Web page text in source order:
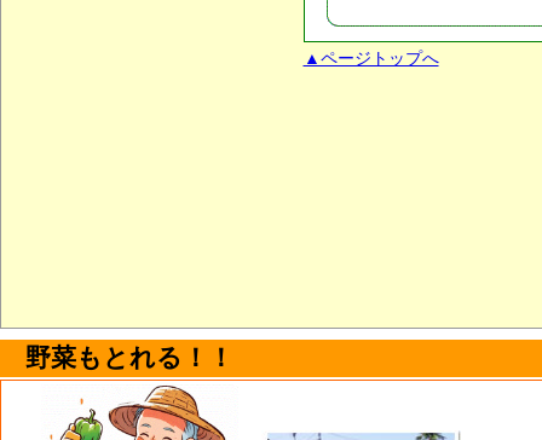
▲ページトップへ
野菜もとれる！！